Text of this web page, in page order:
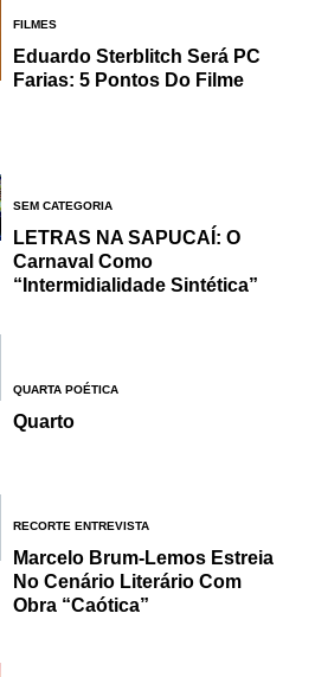
FILMES
Eduardo Sterblitch Será PC
Farias: 5 Pontos Do Filme
SEM CATEGORIA
LETRAS NA SAPUCAÍ: O
Carnaval Como
“intermidialidade Sintética”
QUARTA POÉTICA
Quarto
RECORTE ENTREVISTA
Marcelo Brum-Lemos Estreia
No Cenário Literário Com
Obra “caótica”